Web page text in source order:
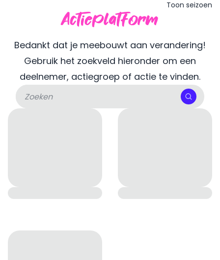
Toon seizoen
Actieplatform
Bedankt dat je meebouwt aan verandering!
Gebruik het zoekveld hieronder om een
deelnemer, actiegroep of actie te vinden.